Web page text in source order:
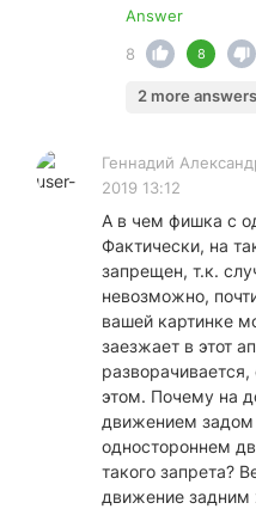
Answer
8
8
2 more answers
Геннадий
2019 13:12
А в чем фишка с
Фактически, на
запрещен, т.к.
невозможно,
вашей картинке
заезжает в этот
этом. Почему на
движением
одностороннем
такого запрета?
движение задним